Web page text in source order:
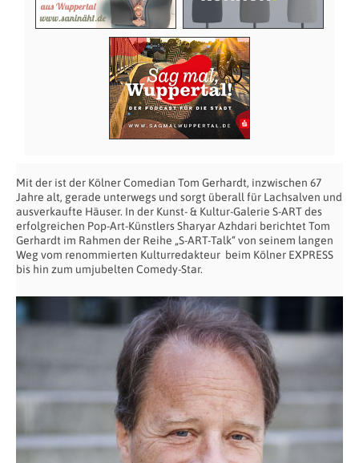
Mit der ist der Kölner Comedian Tom Gerhardt, inzwischen 67
Jahre alt, gerade unterwegs und sorgt überall für Lachsalven und
ausverkaufte Häuser. In der Kunst- & Kultur-Galerie S-ART des
erfolgreichen Pop-Art-Künstlers Sharyar Azhdari berichtet Tom
Gerhardt im Rahmen der Reihe „S-ART-Talk“ von seinem langen
Weg vom renommierten Kulturredakteur beim Kölner EXPRESS
bis hin zum umjubelten Comedy-Star.